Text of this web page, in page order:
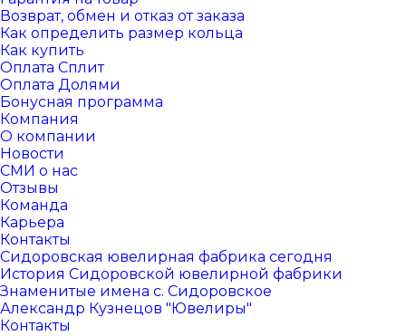
Возврат, обмен и отказ от заказа
Как определить размер кольца
Как купить
Оплата Сплит
Оплата Долями
Бонусная программа
Компания
О компании
Новости
СМИ о нас
Отзывы
Команда
Карьера
Контакты
Сидоровская ювелирная фабрика сегодня
История Сидоровской ювелирной фабрики
Знаменитые имена с. Сидоровское
Александр Кузнецов "Ювелиры"
Контакты